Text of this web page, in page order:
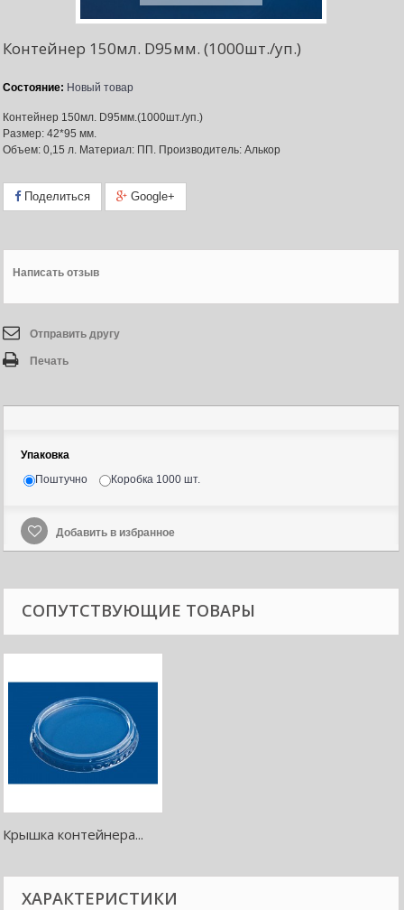
Контейнер 150мл. D95мм. (1000шт./уп.)
Состояние: Новый товар
Контейнер 150мл. D95мм.(1000шт./уп.)
Размер: 42*95 мм.
Объем: 0,15 л. Материал: ПП. Производитель: Алькор
Поделиться Google+
Написать отзыв
Отправить другу
Печать
Упаковка
Поштучно
Коробка 1000 шт.
Добавить в избранное
СОПУТСТВУЮЩИЕ ТОВАРЫ
Крышка контейнера...
ХАРАКТЕРИСТИКИ